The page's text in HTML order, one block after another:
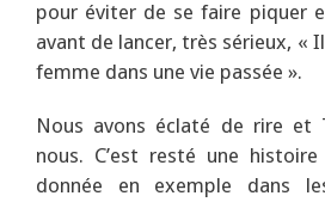
pour éviter de se faire piquer
avant de lancer, très sérieux, «
femme dans une vie passée ».
Nous avons éclaté de rire et
nous. C’est resté une
donnée en exemple dans